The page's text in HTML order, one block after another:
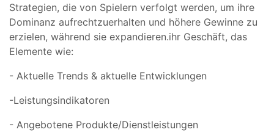
Strategien, die von Spielern verfolgt werden, um ihre
Dominanz aufrechtzuerhalten und höhere Gewinne zu
erzielen, während sie expandieren.ihr Geschäft, das
Elemente wie:
- Aktuelle Trends & aktuelle Entwicklungen
-Leistungsindikatoren
- Angebotene Produkte/Dienstleistungen